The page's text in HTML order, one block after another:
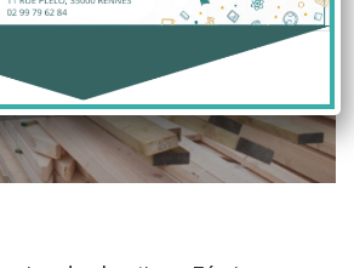
2021
23 février 2021